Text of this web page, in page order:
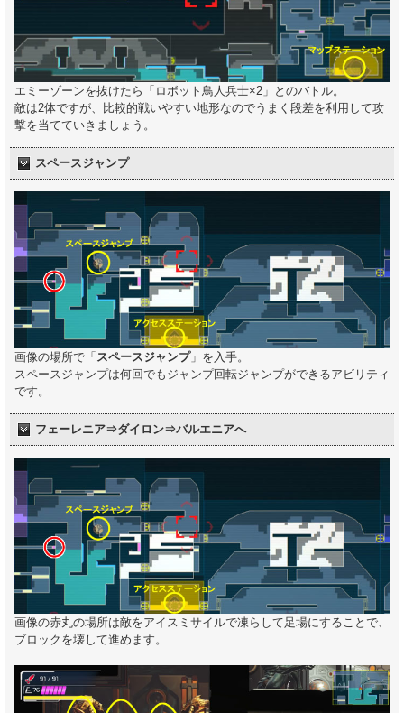
エミーゾーンを抜けたら「ロボット鳥人兵士×2」とのバトル。
敵は2体ですが、比較的戦いやすい地形なのでうまく段差を利用して攻
撃を当てていきましょう。
スペースジャンプ
画像の場所で「 スペースジャンプ」を入手。
スペースジャンプは何回でもジャンプ回転ジャンプができるアビリティ
です。
フェーレニア⇒ダイロン⇒バルエニアへ
画像の赤丸の場所は敵をアイスミサイルで凍らして足場にすることで、
ブロックを壊して進めます。